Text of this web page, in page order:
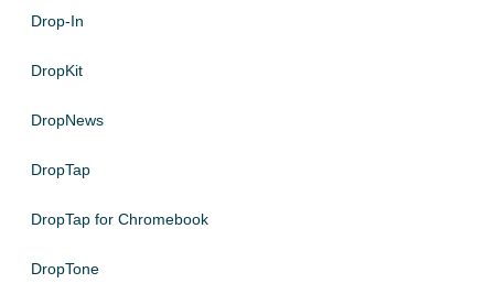
Drop-In
DropKit
DropNews
DropTap
DropTap for Chromebook
DropTone